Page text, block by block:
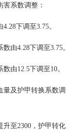
系数调整：
下调至3.75。
由4.28下调至3.75。
由12.5下调至10。
量及护甲转换系数调
升至2300，护甲转化